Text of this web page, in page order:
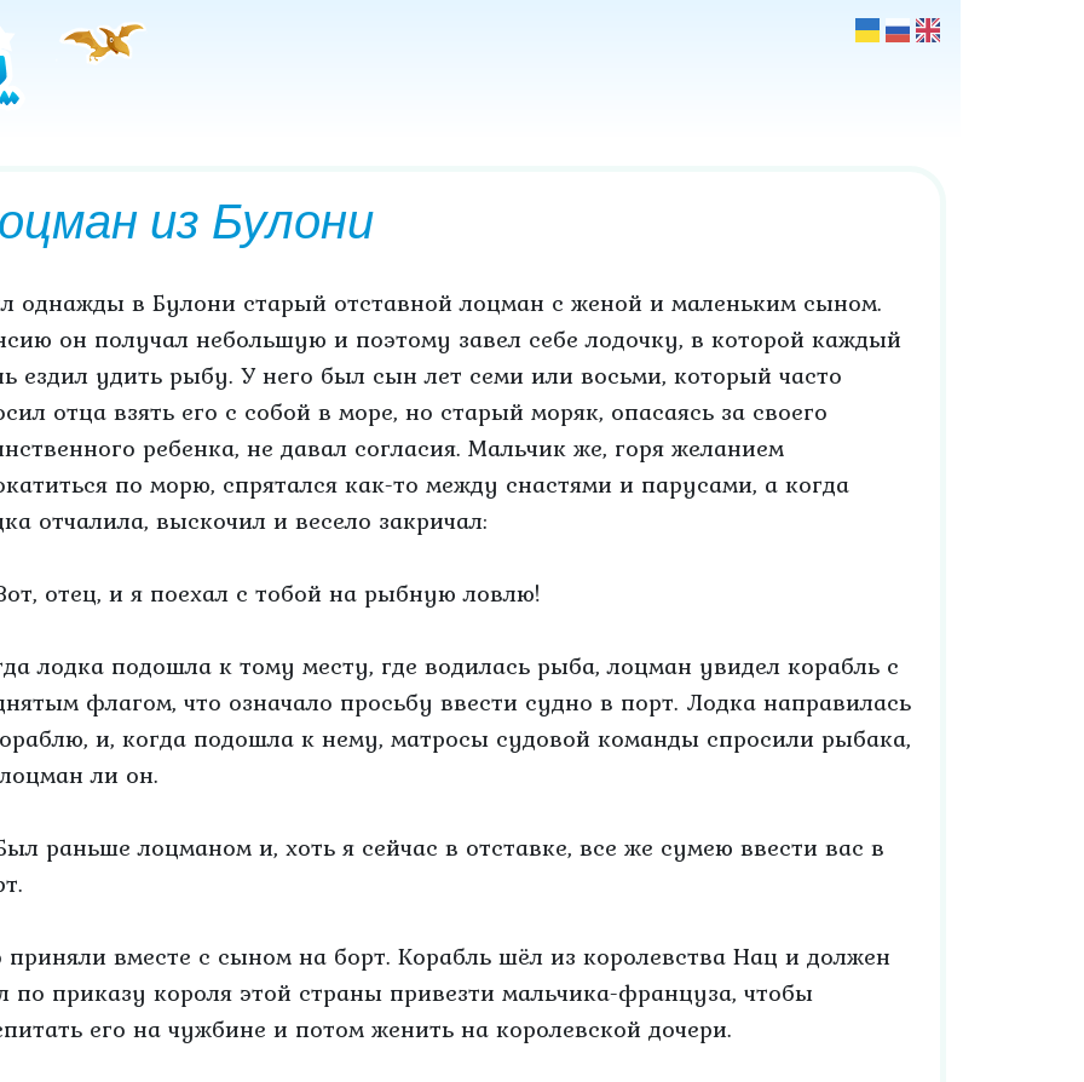
из Булони
однажды в Булони старый отставной лоцман с женой и маленьким сыном.
он получал небольшую и поэтому завел себе лодочку, в которой каждый
ездил удить рыбу. У него был сын лет семи или восьми, который часто
отца взять его с собой в море, но старый моряк, опасаясь за своего
ребенка, не давал согласия. Мальчик же, горя желанием
по морю, спрятался как-то между снастями и парусами, а когда
отчалила, выскочил и весело закричал:
отец, и я поехал с тобой на рыбную ловлю!
лодка подошла к тому месту, где водилась рыба, лоцман увидел корабль с
флагом, что означало просьбу ввести судно в порт. Лодка направилась
и, когда подошла к нему, матросы судовой команды спросили рыбака,
ли он.
раньше лоцманом и, хоть я сейчас в отставке, все же сумею ввести вас в
приняли вместе с сыном на борт. Корабль шёл из королевства Нац и должен
по приказу короля этой страны привезти мальчика-француза, чтобы
его на чужбине и потом женить на королевской дочери.